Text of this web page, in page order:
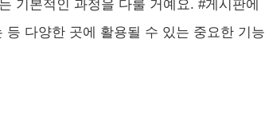
기본적인 과정을 다룰 거예요. #게시판에
다양한 곳에 활용될 수 있는 중요한 기능